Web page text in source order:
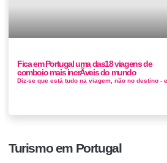
Fica em Portugal uma das18 viagens de
comboio mais incrÃ­veis do mundo
Turismo em Portugal